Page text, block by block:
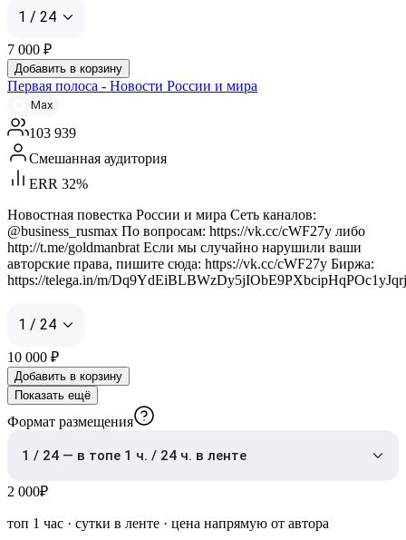
1 / 24
7 000 ₽
Добавить в корзину
Первая полоса - Новости России и мира
Max
103 939
Смешанная аудитория
ERR 32%
Новостная повестка России и мира Сеть каналов:
@business_rusmax По вопросам: https://vk.cc/cWF27y либо
http://t.me/goldmanbrat Если мы случайно нарушили ваши
авторские права, пишите сюда: https://vk.cc/cWF27y Биржа:
https://telega.in/m/
1 / 24
10 000 ₽
Добавить в корзину
Показать ещё
Формат размещения
1 / 24 — в топе 1 ч. / 24 ч. в ленте
2 000₽
топ 1 час · сутки в ленте · цена напрямую от автора